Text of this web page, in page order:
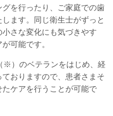
を行ったり、ご家庭での歯
ます。同じ衛生士がずっと
さな変化にも気づきやす
可能です。
※）のベテランをはじめ、経
おりますので、患者さまそ
ケアを行うことが可能で